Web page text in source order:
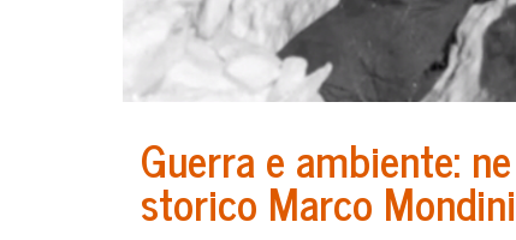
Guerra e ambiente:
storico Marco Mondini